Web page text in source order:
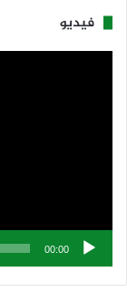
فيديو
00:00